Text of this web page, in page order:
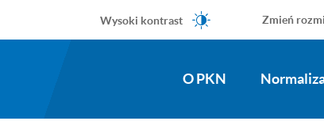
Zmień
Wysoki kontrast
O PKN